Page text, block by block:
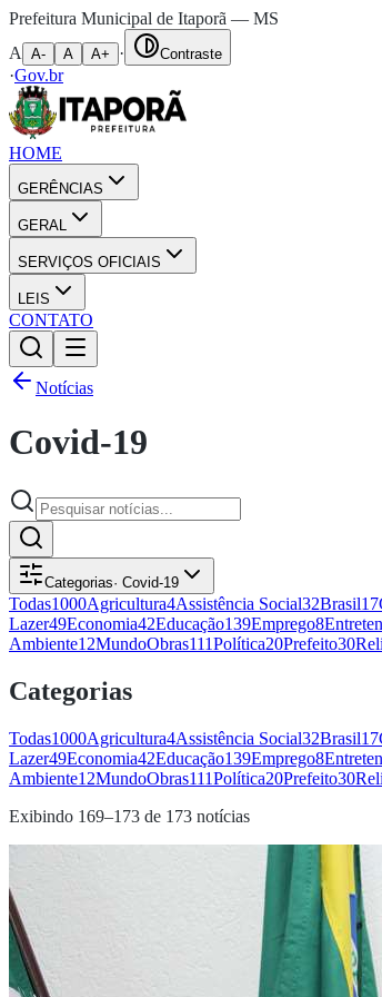
Prefeitura Municipal de Itaporã — MS
A
A- A A+ · Contraste
·Gov.br
HOME
GERÊNCIAS
GERAL
SERVIÇOS OFICIAIS
LEIS
CONTATO
Notícias
Covid-19
Categorias· Covid-19
Todas1000Agricultura4Assistência Social32Brasil17
Lazer49Economia42Educação139Emprego8
Ambiente12MundoObras111Política20Prefeito30
Categorias
Todas1000Agricultura4Assistência Social32Brasil17
Lazer49Economia42Educação139Emprego8
Ambiente12MundoObras111Política20Prefeito30
Exibindo 169–173 de 173 notícias